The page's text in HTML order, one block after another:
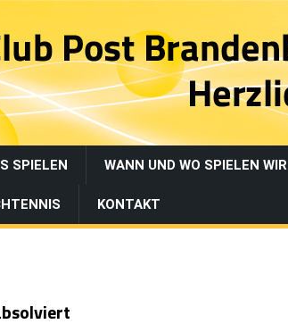
SPIELEN WANN UND WO SPIELEN WIR
KONTAKT